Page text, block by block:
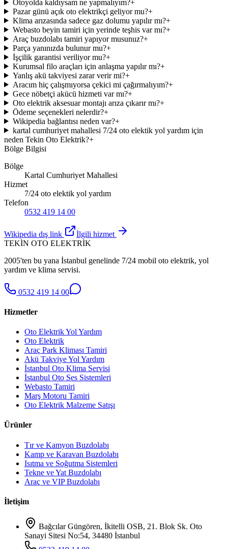
Otoyolda kaldıysam ne yapmalıyım?+
Pazar günü açık oto elektrikçi geliyor mu?+
Klima arızasında sadece gaz dolumu yapılır mı?+
Webasto beyin tamiri için yerinde teşhis var mı?+
Araç buzdolabı tamiri yapıyor musunuz?+
Parça yanınızda bulunur mu?+
İşçilik garantisi veriliyor mu?+
Kurumsal filo araçları için anlaşma yapılır mı?+
Yanlış akü takviyesi zarar verir mi?+
Aracım hiç çalışmıyorsa çekici mi çağırmalıyım?+
Gece nöbetçi akücü hizmeti var mı?+
Oto elektrik aksesuar montajı arıza çıkarır mı?+
Ödeme seçenekleri nelerdir?+
Wikipedia bağlantısı neden var?+
kartal cumhuriyet mahallesi 7/24 oto elektik yol yardım için
neden Tekin Oto Elektrik?+
Bölge Bilgisi
Bölge
Kartal Cumhuriyet Mahallesi
Hizmet
7/24 oto elektik yol yardım
Telefon
0532 419 14 00
Wikipedia dış link
İlgili hizmet
TEKİN OTO ELEKTRİK
2005'ten bu yana İstanbul genelinde 7/24 mobil oto elektrik, yol
yardım ve klima servisi.
0532 419 14 00
Hizmetler
Oto Elektrik Yol Yardım
Oto Elektrik
Araç Park Kliması Tamiri
Akü Takviye Yol Yardım
İstanbul Oto Klima Servisi
İstanbul Oto Ses Sistemleri
Webasto Tamiri
Marş Motoru Tamiri
Oto Elektrik Malzeme Satışı
Ürünler
Tır ve Kamyon Buzdolabı
Kamp ve Karavan Buzdolabı
Isıtma ve Soğutma Sistemleri
Tekne ve Yat Buzdolabı
Araç ve VIP Buzdolabı
İletişim
Bağcılar Güngören, İkitelli OSB, 21. Blok Sk. Oto
Sanayi Sitesi No:54, 34480 İstanbul